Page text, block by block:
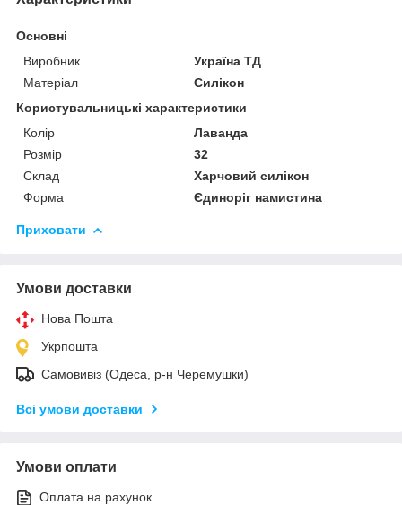
Основні
Виробник
Україна ТД
Матеріал
Силікон
Користувальницькі характеристики
Колір
Лаванда
Розмір
32
Склад
Харчовий силікон
Форма
Єдиноріг намистина
Приховати
Умови доставки
Нова Пошта
Укрпошта
Самовивіз (Одеса, р-н Черемушки)
Всі умови доставки
Умови оплати
Оплата на рахунок